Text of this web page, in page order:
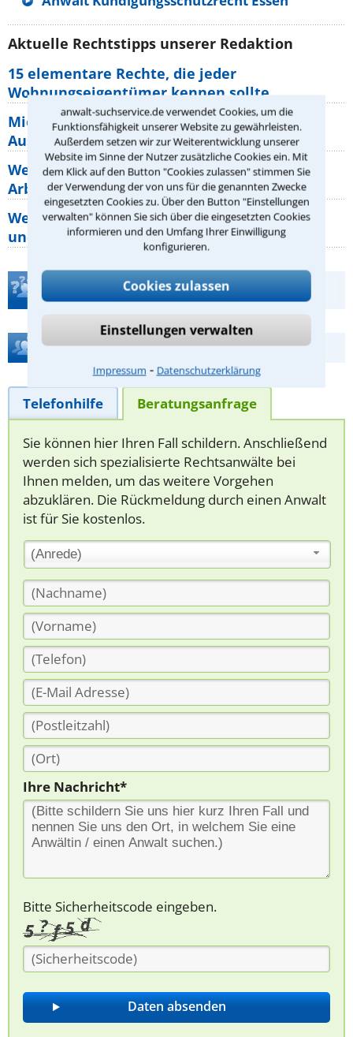
anwalt-suchservice.de verwendet Cookies, um die
Funktionsfähigkeit unserer Website zu gewährleisten.
Außerdem setzen wir zur Weiterentwicklung unserer
Website im Sinne der Nutzer zusätzliche Cookies ein. Mit
dem Klick auf den Button "Cookies zulassen" stimmen Sie
der Verwendung der von uns für die genannten Zwecke
eingesetzten Cookies zu. Über den Button "Einstellungen
verwalten" können Sie sich über die eingesetzten Cookies
informieren und den Umfang Ihrer Einwilligung
konfigurieren.
Cookies zulassen
Einstellungen verwalten
Impressum ⁃ Datenschutzerklärung
Aktuelle Rechtstipps unserer Redaktion
15 elementare Rechte, die jeder
Wohnungseigentümer kennen sollte
Mietpreisbremse 2026: Alle Regeln,
Ausnahmen und Rechte für Mieter
Welche Regeln für Teilnahme, Urlaub,
Arbeitszeit gelten beim
Welche Rechte hat der Käufer eines Pferdes
und wie macht man sie
Teste Dein Rechtswissen
Hilfe bei Ihrer Anwaltsuche?
Telefonhilfe Beratungsanfrage
Sie können hier Ihren Fall schildern. Anschließend
werden sich spezialisierte Rechtsanwälte bei
Ihnen melden, um das weitere Vorgehen
abzuklären. Die Rückmeldung durch einen Anwalt
ist für Sie kostenlos.
(Anrede)
Ihre Nachricht*
Bitte Sicherheitscode eingeben.